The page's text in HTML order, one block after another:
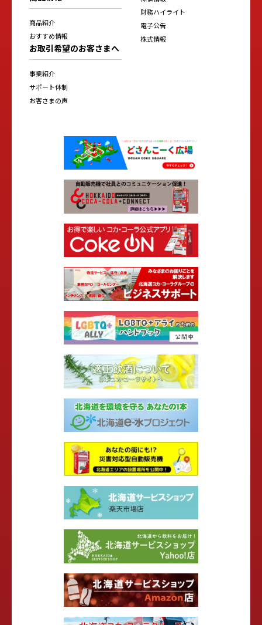
商品紹介
おすすめ情報
お取引希望のお客さまへ
事業紹介
サポート体制
お客さまの声
財務ハイライト
電子公告
株式情報